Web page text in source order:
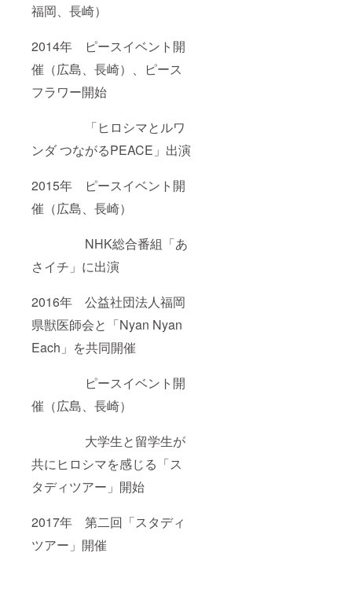
福岡、長崎）
2014年 ピースイベント開
催（広島、長崎）、ピース
フラワー開始
「ヒロシマとルワ
ンダ つながるPEACE」出演
2015年 ピースイベント開
催（広島、長崎）
NHK総合番組「あ
さイチ」に出演
2016年 公益社団法人福岡
県獣医師会と「Nyan Nyan
Each」を共同開催
ピースイベント開
催（広島、長崎）
大学生と留学生が
共にヒロシマを感じる「ス
タディツアー」開始
2017年 第二回「スタディ
ツアー」開催